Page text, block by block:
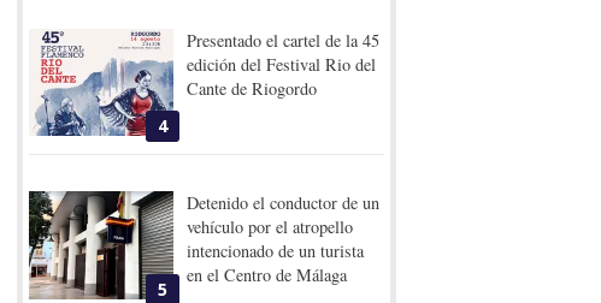
4
Presentado el cartel de la 45
edición del Festival Rio del
Cante de Riogordo
5
Detenido el conductor de un
vehículo por el atropello
intencionado de un turista
en el Centro de Málaga